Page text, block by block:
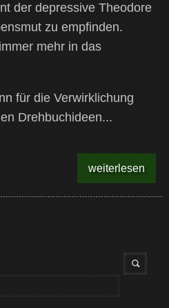
der depressive Theodore
zu empfinden.
mehr in das
für die Verwirklichung
Drehbuchideen...
weiterlesen